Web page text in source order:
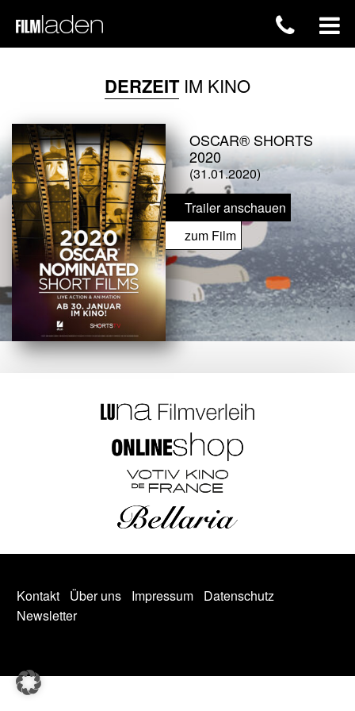
DERZEITIM KINO
OSCAR® SHORTS
2020
(31.01.2020)
Trailer anschauen
zum Film
Kontakt Über uns Impressum
Datenschutz
Newsletter